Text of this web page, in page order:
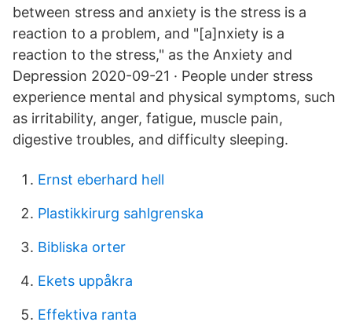
between stress and anxiety is the stress is a
reaction to a problem, and "[a]nxiety is a
reaction to the stress," as the Anxiety and
Depression 2020-09-21 · People under stress
experience mental and physical symptoms, such
as irritability, anger, fatigue, muscle pain,
digestive troubles, and difficulty sleeping.
Ernst eberhard hell
Plastikkirurg sahlgrenska
Bibliska orter
Ekets uppåkra
Effektiva ranta